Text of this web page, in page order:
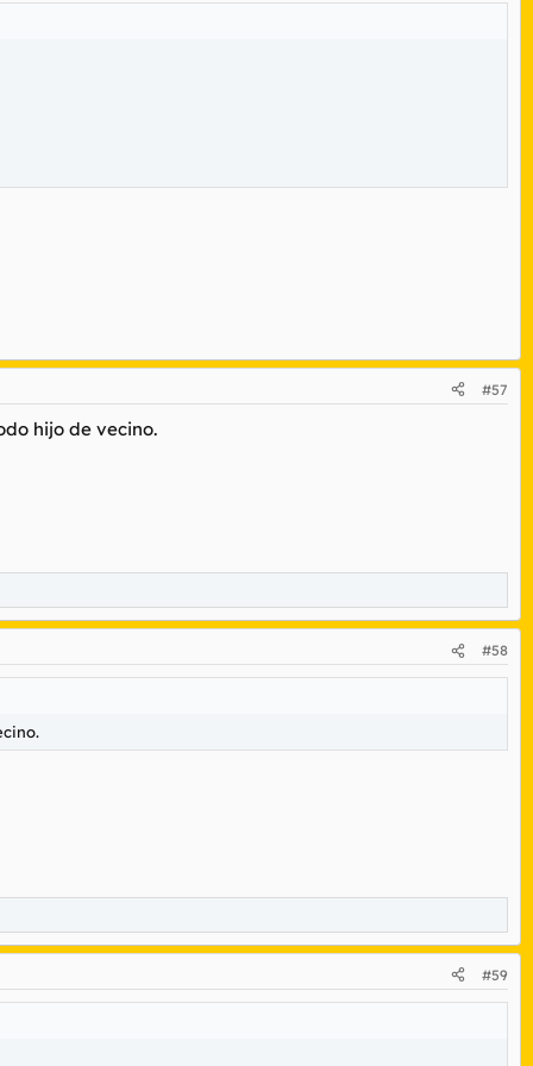
#57
hijo de vecino.
#58
#59